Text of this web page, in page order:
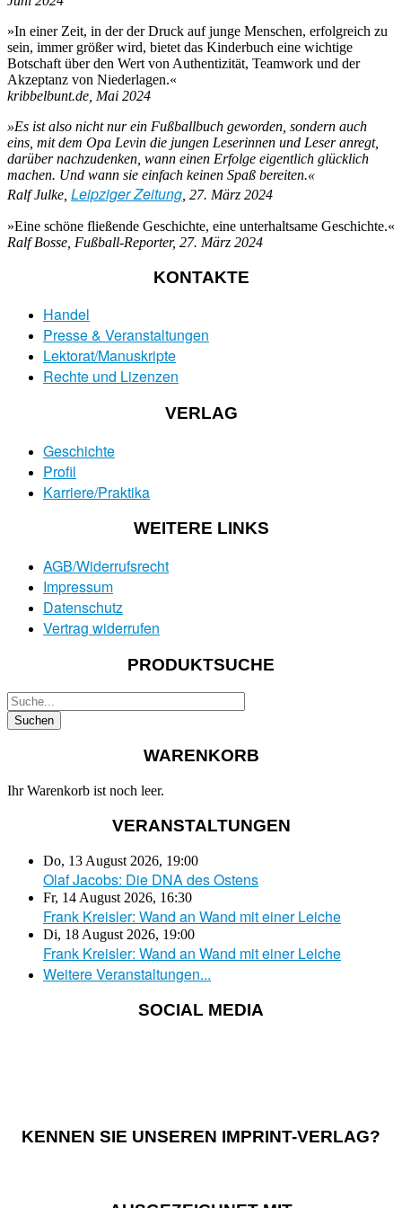
»In einer Zeit, in der der Druck auf junge Menschen, erfolgreich zu
sein, immer größer wird, bietet das Kinderbuch eine wichtige
Botschaft über den Wert von Authentizität, Teamwork und der
Akzeptanz von Niederlagen.«
kribbelbunt.de, Mai 2024
»Es ist also nicht nur ein Fußballbuch geworden, sondern auch
eins, mit dem Opa Levin die jungen Leserinnen und Leser anregt,
darüber nachzudenken, wann einen Erfolge eigentlich glücklich
machen. Und wann sie einfach keinen Spaß bereiten.«
Ralf Julke, Leipziger Zeitung , 27. März 2024
»Eine schöne fließende Geschichte, eine unterhaltsame Geschichte.«
Ralf Bosse, Fußball-Reporter, 27. März 2024
KONTAKTE
Handel
Presse & Veranstaltungen
Lektorat/Manuskripte
Rechte und Lizenzen
VERLAG
Geschichte
Profil
Karriere/Praktika
WEITERE LINKS
AGB/Widerrufsrecht
Impressum
Datenschutz
Vertrag widerrufen
PRODUKTSUCHE
WARENKORB
Ihr Warenkorb ist noch leer.
VERANSTALTUNGEN
Do, 13 August 2026, 19:00
Olaf Jacobs: Die DNA des Ostens
Fr, 14 August 2026, 16:30
Frank Kreisler: Wand an Wand mit einer Leiche
Di, 18 August 2026, 19:00
Frank Kreisler: Wand an Wand mit einer Leiche
Weitere Veranstaltungen...
SOCIAL MEDIA
KENNEN SIE UNSEREN IMPRINT-VERLAG?